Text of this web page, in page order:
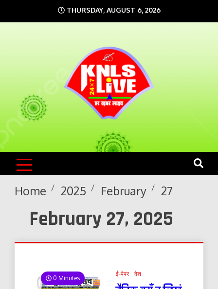
to
THURSDAY, AUGUST 6, 2026
KNLS LIVE
India`s No.1 News Portal
Home 2025 February 27
February 27, 2025
0 Minutes
ई-पेपर देश